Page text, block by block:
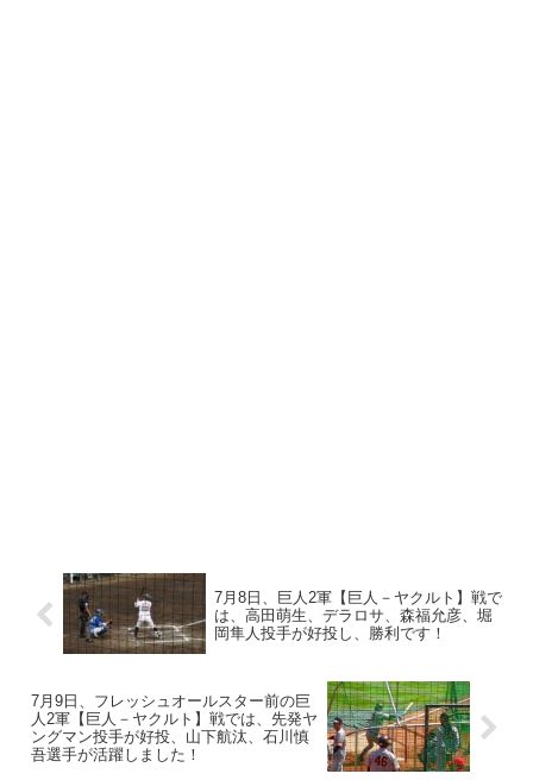
7月8日、巨人2軍【巨人－ヤクルト】戦で
は、高田萌生、デラロサ、森福允彦、堀
岡隼人投手が好投し、勝利です！
7月9日、フレッシュオールスター前の巨
人2軍【巨人－ヤクルト】戦では、先発ヤ
ングマン投手が好投、山下航汰、石川慎
吾選手が活躍しました！